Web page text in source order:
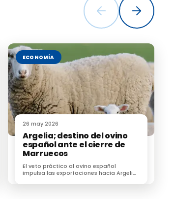
ECONOMÍA
26 may 2026
Argelia; destino del ovino
español ante el cierre de
Marruecos
El veto práctico al ovino español
impulsa las exportaciones hacia Argelia
del Sacrificio